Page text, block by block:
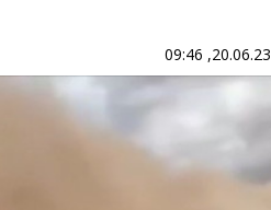
20.06.23, 09:46